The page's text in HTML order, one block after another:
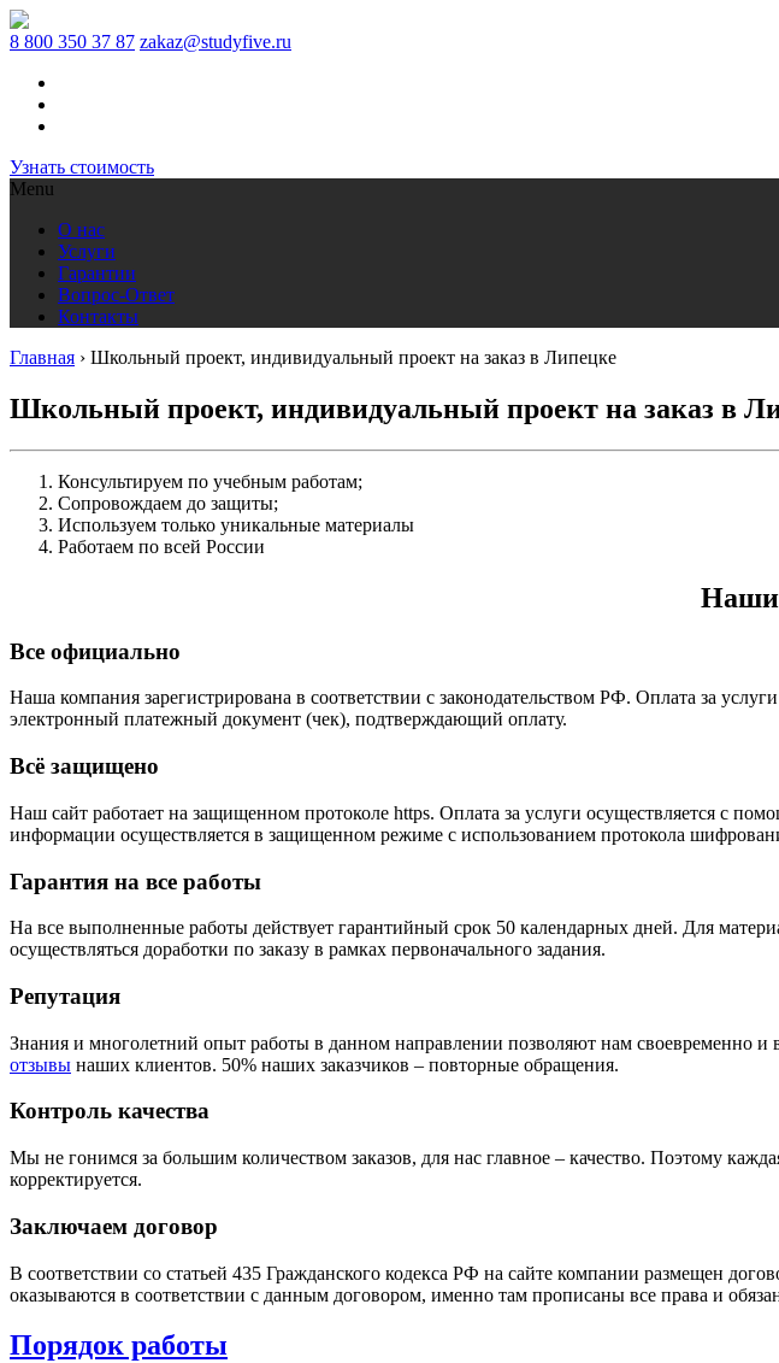
8 800 350 37 87 zakaz@studyfive.ru
Узнать стоимость
Menu
О нас
Услуги
Гарантии
Вопрос-Ответ
Контакты
Главная › Школьный проект, индивидуальный проект на заказ в Липецке
Школьный проект, индивидуальный проект на заказ в
Консультируем по учебным работам;
Сопровождаем до защиты;
Используем только уникальные материалы
Работаем по всей России
Наши
Все официально
Наша компания зарегистрирована в соответствии с законодательством РФ. Оплата за
электронный платежный документ (чек), подтверждающий оплату.
Всё защищено
Наш сайт работает на защищенном протоколе https. Оплата за услуги осуществляется
информации осуществляется в защищенном режиме с использованием протокола
Гарантия на все работы
На все выполненные работы действует гарантийный срок 50 календарных дней. Для
осуществляться доработки по заказу в рамках первоначального задания.
Репутация
Знания и многолетний опыт работы в данном направлении позволяют нам своевременно и
отзывы наших клиентов. 50% наших заказчиков – повторные обращения.
Контроль качества
Мы не гонимся за большим количеством заказов, для нас главное – качество. Поэтому
корректируется.
Заключаем договор
В соответствии со статьей 435 Гражданского кодекса РФ на сайте компании размещен
оказываются в соответствии с данным договором, именно там прописаны все права и
Порядок работы